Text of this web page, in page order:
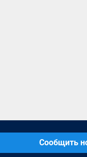
Сообщить